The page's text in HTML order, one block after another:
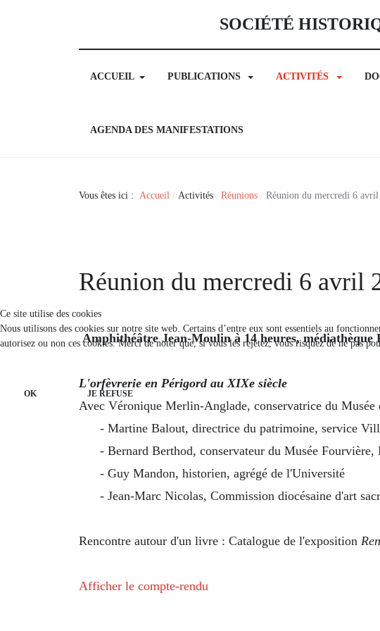
SOCIÉTÉ
ACCUEIL PUBLICATIONS ACTIVITÉS
AGENDA DES MANIFESTATIONS
Vous êtes ici : Accueil Activités Réunions Réunion du mercredi 6 avril
Réunion du mercredi 6 avril
Amphithéâtre Jean-Moulinà 14 heures, médiathèque
L'orfèvrerie en Périgord au XIXe siècle
Avec Véronique Merlin-Anglade, conservatrice du Musée
- Martine Balout, directrice du patrimoine, service
- Bernard Berthod, conservateur du Musée Fourvière,
- Guy Mandon, historien, agrégé de l'Université
- Jean-Marc Nicolas, Commission diocésaine d'art
Rencontre autour d'un livre : Catalogue de l'exposition
Afficher le compte-rendu
Ce site utilise des cookies
Nous utilisons des cookies sur notre site web. Certains d’entre eux sont essentiels au
autorisez ou non ces cookies. Merci de noter que, si vous les rejetez, vous risquez de ne pas
OK JE REFUSE